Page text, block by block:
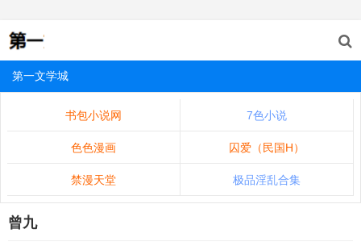
第一文学城
书包小说网 7色小说
色色漫画 囚爱（民国H）
禁漫天堂 极品淫乱合集
曾九